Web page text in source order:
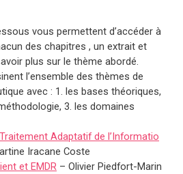
vous permettent d’accéder à
des chapitres , un extrait et
plus sur le thème abordé.
l’ensemble des thèmes de
avec : 1. les bases théoriques,
3. les domaines
Adaptatif de l’Informatio
Iracane Coste
et EMDR – Olivier Piedfort-Marin